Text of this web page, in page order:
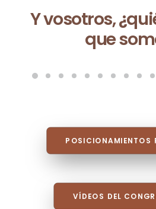
Ceuta no es
es la
modelo que
vez que se
POSICIONAMIENTOS